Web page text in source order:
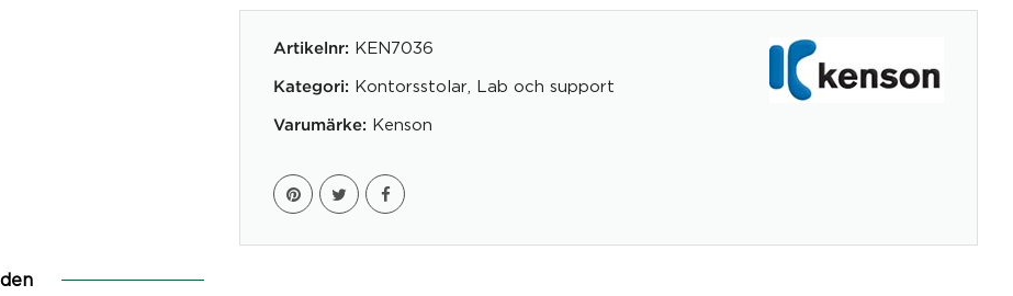
silver
mängd
Artikelnr: KEN7036
Kategori: Kontorsstolar Lab och support
Varumärke: Kenson